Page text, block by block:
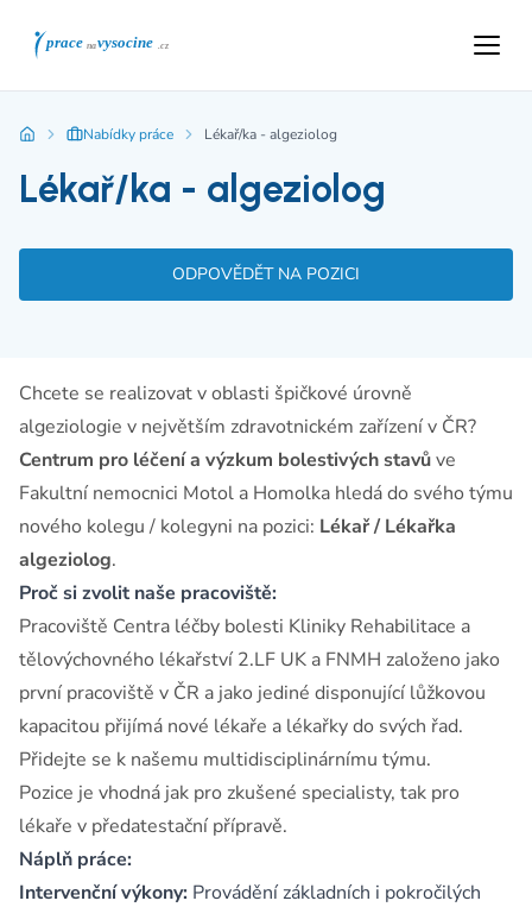
Nabídky práce Lékař/ka - algeziolog
Lékař/ka - algeziolog
ODPOVĚDĚT NA POZICI
Chcete se realizovat v oblasti špičkové úrovně
algeziologie v největším zdravotnickém zařízení v ČR?
Centrum pro léčení a výzkum bolestivých stavůve
Fakultní nemocnici Motol a Homolka hledá do svého týmu
nového kolegu / kolegyni na pozici: Lékař / Lékařka
algeziolog.
Proč si zvolit naše pracoviště:
Pracoviště Centra léčby bolesti Kliniky Rehabilitace a
tělovýchovného lékařství 2.LF UK a FNMH založeno jako
první pracoviště v ČR a jako jediné disponující lůžkovou
kapacitou přijímá nové lékaře a lékařky do svých řad.
Přidejte se k našemu multidisciplinárnímu týmu.
Pozice je vhodná jak pro zkušené specialisty, tak pro
lékaře v předatestační přípravě.
Náplň práce:
Intervenční výkony: Provádění základních i pokročilých